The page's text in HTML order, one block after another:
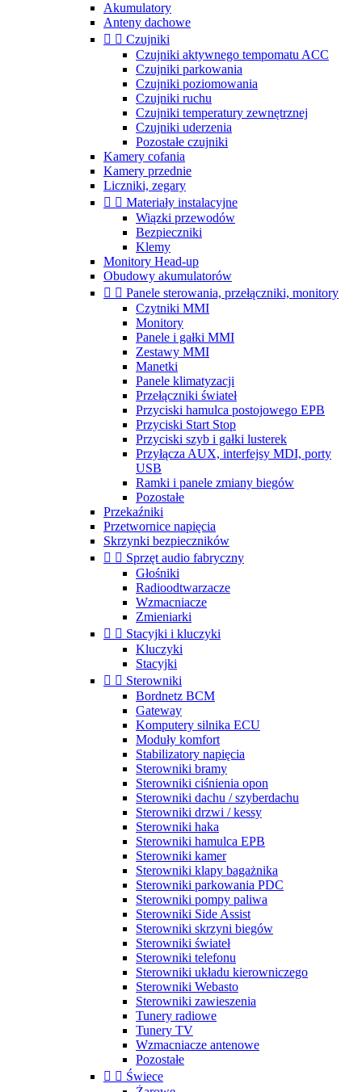
Akumulatory
Anteny dachowe
  Czujniki
Czujniki aktywnego tempomatu ACC
Czujniki parkowania
Czujniki poziomowania
Czujniki ruchu
Czujniki temperatury zewnętrznej
Czujniki uderzenia
Pozostałe czujniki
Kamery cofania
Kamery przednie
Liczniki, zegary
  Materiały instalacyjne
Wiązki przewodów
Bezpieczniki
Klemy
Monitory Head-up
Obudowy akumulatorów
  Panele sterowania, przełączniki, monitory
Czytniki MMI
Monitory
Panele i gałki MMI
Zestawy MMI
Manetki
Panele klimatyzacji
Przełączniki świateł
Przyciski hamulca postojowego EPB
Przyciski Start Stop
Przyciski szyb i gałki lusterek
Przyłącza AUX, interfejsy MDI, porty
USB
Ramki i panele zmiany biegów
Pozostałe
Przekaźniki
Przetwornice napięcia
Skrzynki bezpieczników
  Sprzęt audio fabryczny
Głośniki
Radioodtwarzacze
Wzmacniacze
Zmieniarki
  Stacyjki i kluczyki
Kluczyki
Stacyjki
  Sterowniki
Bordnetz BCM
Gateway
Komputery silnika ECU
Moduły komfort
Stabilizatory napięcia
Sterowniki bramy
Sterowniki ciśnienia opon
Sterowniki dachu / szyberdachu
Sterowniki drzwi / kessy
Sterowniki haka
Sterowniki hamulca EPB
Sterowniki kamer
Sterowniki klapy bagażnika
Sterowniki parkowania PDC
Sterowniki pompy paliwa
Sterowniki Side Assist
Sterowniki skrzyni biegów
Sterowniki świateł
Sterowniki telefonu
Sterowniki układu kierowniczego
Sterowniki Webasto
Sterowniki zawieszenia
Tunery radiowe
Tunery TV
Wzmacniacze antenowe
Pozostałe
  Świece